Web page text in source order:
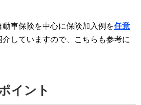
車保険を中心に保険加入例を任意
介していますので、こちらも参考に
イント